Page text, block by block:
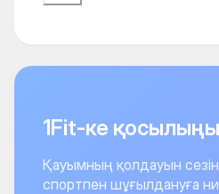
1Fit-ке
Қауымның қолдауын
спортпен шұғылдануға